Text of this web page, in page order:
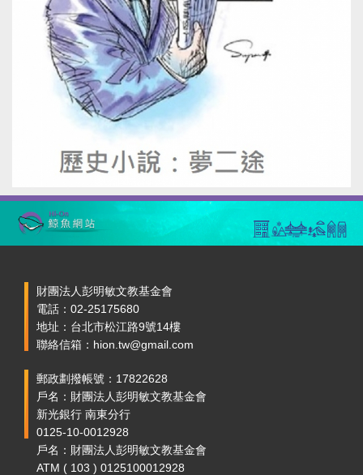
財團法人彭明敏文教基金會
電話：02-25175680
地址：台北市松江路9號14樓
聯絡信箱：hion.tw@gmail.com
郵政劃撥帳號：17822628
戶名：財團法人彭明敏文教基金會
新光銀行 南東分行
0125-10-0012928
戶名：財團法人彭明敏文教基金會
ATM ( 103 ) 0125100012928